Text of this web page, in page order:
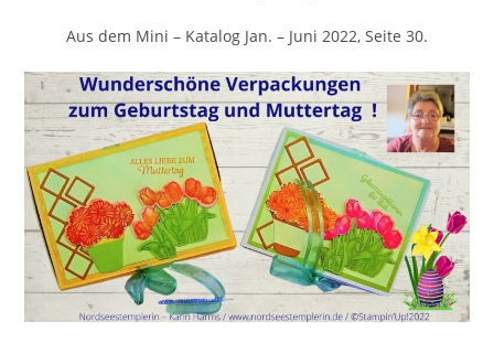
Aus dem Mini – Katalog Jan. – Juni 2022, Seite 30.